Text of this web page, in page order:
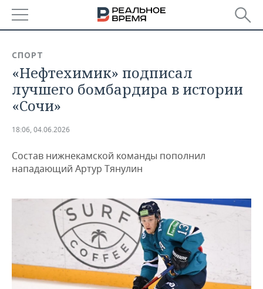
БАШКОРТОСТАН
ТАТАРСТАН
НОВОСТИ
АНАЛИТИКА
ДЕКЛАРАЦИИ О ДОХОДАХ
КОРОЛИ ГОСЗАКАЗА ПФО
ВУЗЫ ТАТАРСТАНА
КОМУ ПРИНАДЛЕЖАТ
ТОРГОВЫЕ ЦЕНТРЫ
ТАТАРСТАНА
НОВОСТИ ЭКОНОМИКИ
ФИНАНСЫ
БАНКИ
БЮДЖЕТ
ИНВЕСТИЦИИ
ПРОМЫШЛЕННОСТЬ
НОВОСТИ
АГРОПРОМ
МАШИНОСТРОЕНИЕ
НЕФТЕХИМИЯ
НЕДВИЖИМОСТЬ
НОВОСТИ НЕДВИЖИМОСТИ
АВТО
НОВОСТИ АВТО
НОВОСТИ БИЗНЕСА
РОЗНИЧНАЯ ТОРГОВЛЯ
ТЕХНОЛОГИИ
НОВОСТИ ТЕХНОЛОГИЙ
МЕРОПРИЯТИЯ
СПОРТ
«Нефтехимик» подписал
лучшего бомбардира в истории
«Сочи»
18:06, 04.06.2026
Состав нижнекамской команды пополнил
нападающий Артур Тянулин